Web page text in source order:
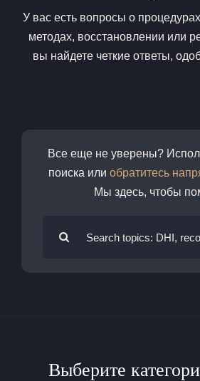
У вас есть вопросы о
методах, восстановлении или
вы найдете четкие ответы,
Все еще не уверены?
поиска или обратитесь
Мы здесь, чтобы
Выберите